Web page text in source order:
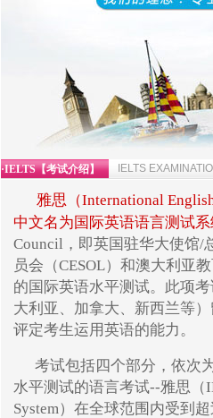
·IELTS【考试介绍】 IELTS
雅思（International
中文名为国际英语语言测试
Council，即英国驻华大使馆/
员会（CESOL）和澳大利亚
的国际英语水平测试。此项
大利亚、加拿大、新西兰等
评定考生运用英语的能力。
考试包括四个部分，依次
水平测试的语言考试--雅思（
System）在全球范围内受到